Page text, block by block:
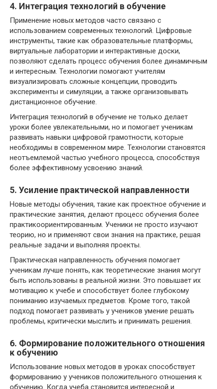
4. Интеграция технологий в обучение
Применение новых методов часто связано с
использованием современных технологий. Цифровые
инструменты, такие как образовательные платформы,
виртуальные лаборатории и интерактивные доски,
позволяют сделать процесс обучения более динамичным
и интересным. Технологии помогают учителям
визуализировать сложные концепции, проводить
эксперименты и симуляции, а также организовывать
дистанционное обучение.
Интеграция технологий в обучение не только делает
уроки более увлекательными, но и помогает ученикам
развивать навыки цифровой грамотности, которые
необходимы в современном мире. Технологии становятся
неотъемлемой частью учебного процесса, способствуя
более эффективному усвоению знаний.
5. Усиление практической направленности
Новые методы обучения, такие как проектное обучение и
практические занятия, делают процесс обучения более
практикоориентированным. Ученики не просто изучают
теорию, но и применяют свои знания на практике, решая
реальные задачи и выполняя проекты.
Практическая направленность обучения помогает
ученикам лучше понять, как теоретические знания могут
быть использованы в реальной жизни. Это повышает их
мотивацию к учебе и способствует более глубокому
пониманию изучаемых предметов. Кроме того, такой
подход помогает развивать у учеников умение решать
проблемы, критически мыслить и принимать решения.
6. Формирование положительного отношения
к обучению
Использование новых методов в уроках способствует
формированию у учеников положительного отношения к
обучению. Когда учеба становится интересной и